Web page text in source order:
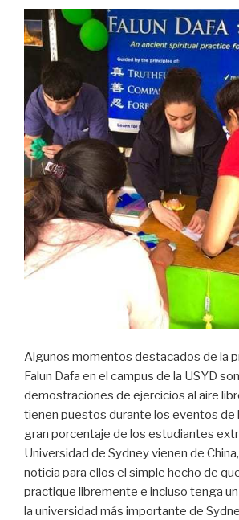
Algunos momentos destacados de la
Falun Dafa en el campus de la USYD
demostraciones de ejercicios al aire
tienen puestos durante los eventos de
gran porcentaje de los estudiantes
Universidad de Sydney vienen de
noticia para ellos el simple hecho de
practique libremente e incluso tenga
la universidad más importante de